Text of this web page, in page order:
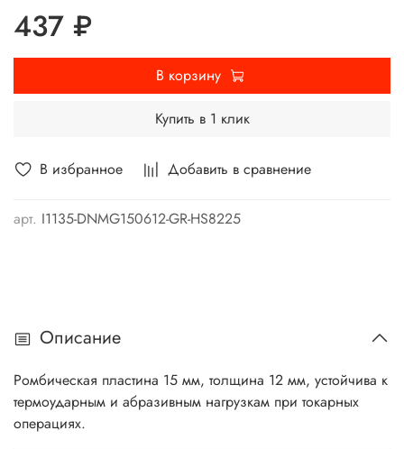
В избранное Добавить в сравнение
арт. I1135-DNMG150612-GR-HS8225
437 ₽
В корзину
Купить в 1 клик
Описание
Ромбическая пластина 15 мм, толщина 12 мм, устойчива к
термоударным и абразивным нагрузкам при токарных
операциях.